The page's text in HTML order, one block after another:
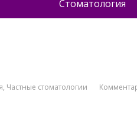
Стоматология
, Частные стоматологии